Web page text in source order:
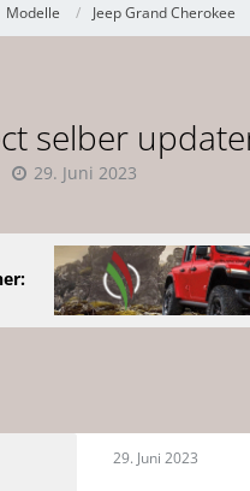
Modelle Jeep Grand Cherokee
selber
29. Juni 2023
29. Juni 2023